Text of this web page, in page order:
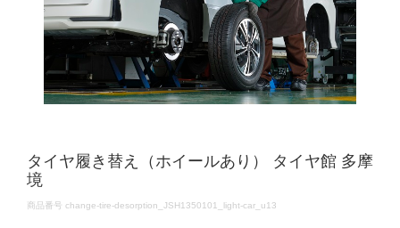
タイヤ履き替え（ホイールあり） タイヤ館 多摩
境
DETAILS
商品番号 change-tire-desorption_JSH1350101_light-car_u13